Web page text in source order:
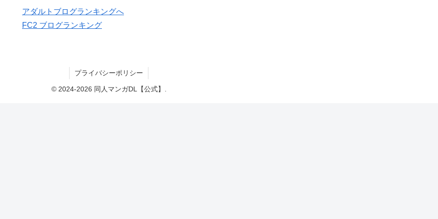
アダルトブログランキングへ
FC2 ブログランキング
プライバシーポリシー
© 2024-2026 同人マンガDL【公式】.